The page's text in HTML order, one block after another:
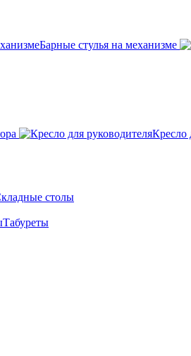
Барные стулья на механизме
Кресло
столы
Табуреты